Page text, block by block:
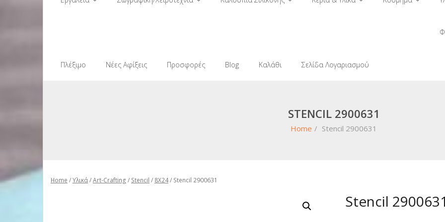
Πλέξιμο Νέες Αφίξεις Προσφορές Blog Καλάθι Σελίδα Λογαριασμού
STENCIL 2900631
Home / Stencil 2900631
Home /Υλικά/Art-Crafting / Stencil / 8X24/ Stencil 2900631
Stencil